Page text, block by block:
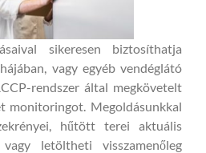
sikeresen biztosíthatja
vagy egyéb vendéglátó
rendszer által megkövetelt
monitoringot. Megoldásunkkal
hűtött terei aktuális
letöltheti visszamenőleg